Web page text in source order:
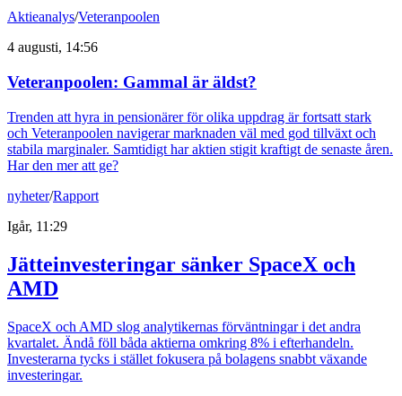
Aktieanalys/Veteranpoolen
4 augusti, 14:56
Veteranpoolen: Gammal är äldst?
Trenden att hyra in pensionärer för olika uppdrag är fortsatt stark
och Veteranpoolen navigerar marknaden väl med god tillväxt och
stabila marginaler. Samtidigt har aktien stigit kraftigt de senaste åren.
Har den mer att ge?
nyheter/Rapport
Igår, 11:29
Jätteinvesteringar sänker SpaceX och
AMD
SpaceX och AMD slog analytikernas förväntningar i det andra
kvartalet. Ändå föll båda aktierna omkring 8% i efterhandeln.
Investerarna tycks i stället fokusera på bolagens snabbt växande
investeringar.